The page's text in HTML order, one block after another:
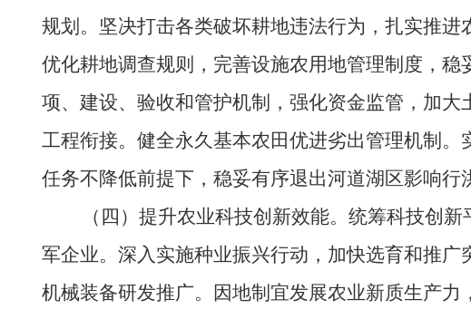
规划。坚决打击各类破坏耕地违法行为，扎实推
优化耕地调查规则，完善设施农用地管理制度，
项、建设、验收和管护机制，强化资金监管，加
工程衔接。健全永久基本农田优进劣出管理机制
任务不降低前提下，稳妥有序退出河道湖区影响行
（四）提升农业科技创新效能。统筹科技创新
军企业。深入实施种业振兴行动，加快选育和推
机械装备研发推广。因地制宜发展农业新质生产